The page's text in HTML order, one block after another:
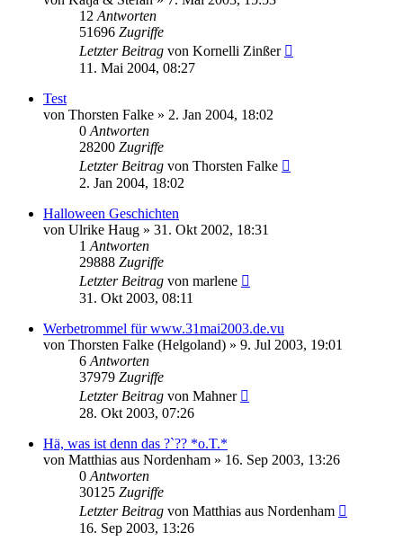
12 Antworten
51696 Zugriffe
Letzter Beitrag von Kornelli Zinßer
11. Mai 2004, 08:27
Test
von Thorsten Falke » 2. Jan 2004, 18:02
0 Antworten
28200 Zugriffe
Letzter Beitrag von Thorsten Falke
2. Jan 2004, 18:02
Halloween Geschichten
von Ulrike Haug » 31. Okt 2002, 18:31
1 Antworten
29888 Zugriffe
Letzter Beitrag von marlene
31. Okt 2003, 08:11
Werbetrommel für www.31mai2003.de.vu
von Thorsten Falke (Helgoland) » 9. Jul 2003, 19:01
6 Antworten
37979 Zugriffe
Letzter Beitrag von Mahner
28. Okt 2003, 07:26
Hä, was ist denn das ?`?? *o.T.*
von Matthias aus Nordenham » 16. Sep 2003, 13:26
0 Antworten
30125 Zugriffe
Letzter Beitrag von Matthias aus Nordenham
16. Sep 2003, 13:26